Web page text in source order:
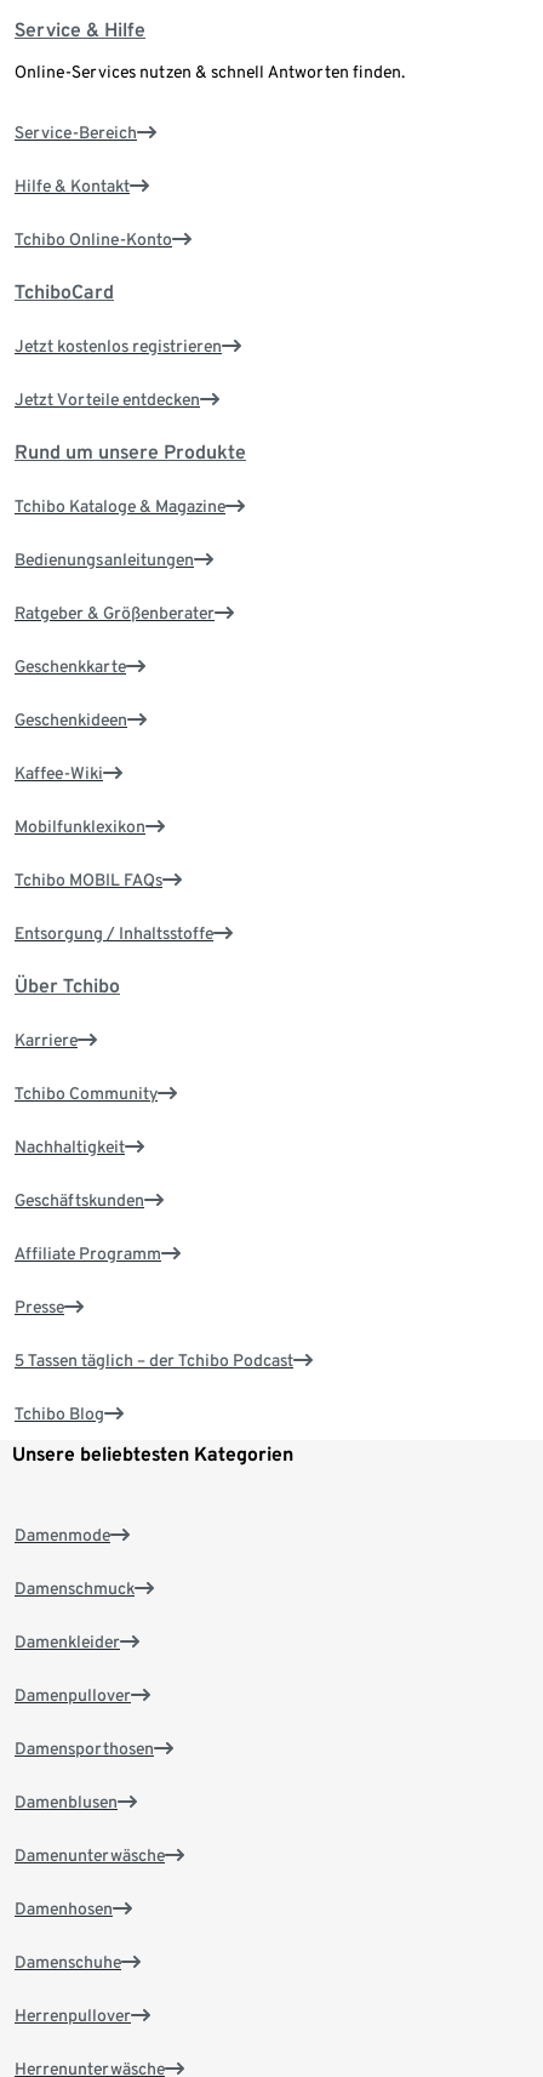
Service & Hilfe
Online-Services nutzen & schnell Antworten finden.
Service-Bereich
Hilfe & Kontakt
Tchibo Online-Konto
TchiboCard
Jetzt kostenlos registrieren
Jetzt Vorteile entdecken
Rund um unsere Produkte
Tchibo Kataloge & Magazine
Bedienungsanleitungen
Ratgeber & Größenberater
Geschenkkarte
Geschenkideen
Kaffee-Wiki
Mobilfunklexikon
Tchibo MOBIL FAQs
Entsorgung / Inhaltsstoffe
Über Tchibo
Karriere
Tchibo Community
Nachhaltigkeit
Geschäftskunden
Affiliate Programm
Presse
5 Tassen täglich – der Tchibo Podcast
Tchibo Blog
Unsere beliebtesten Kategorien
Damenmode
Damenschmuck
Damenkleider
Damenpullover
Damensporthosen
Damenblusen
Damenunterwäsche
Damenhosen
Damenschuhe
Herrenpullover
Herrenunterwäsche